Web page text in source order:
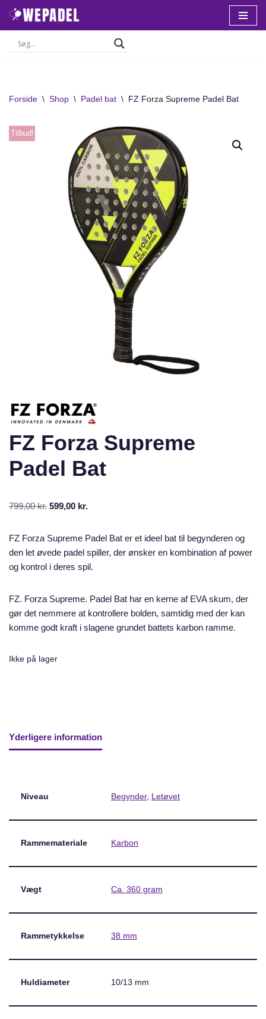
Spring
Forside \ Shop \ Padel bat \ FZ Forza Supreme Padel Bat
Tilbud!
FZ Forza Supreme
Padel Bat
799,00kr. 599,00 kr.
FZ Forza Supreme Padel Bat er et ideel bat til begynderen og
den let øvede padel spiller, der ønsker en kombination af power
og kontrol i deres spil.
FZ. Forza Supreme. Padel Bat har en kerne af EVA skum, der
gør det nemmere at kontrollere bolden, samtidig med der kan
komme godt kraft i slagene grundet battets karbon ramme.
Ikke på lager
Yderligere information
Niveau Begynder, Letøvet
Rammemateriale Karbon
Vægt Ca. 360 gram
Rammetykkelse 38 mm
Huldiameter 10/13 mm